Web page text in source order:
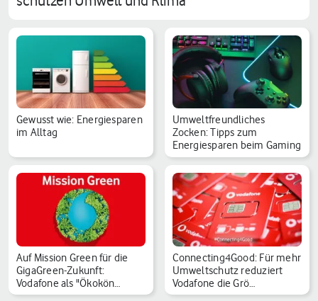
Gewusst wie: Energiesparen
im Alltag
Umweltfreundliches
Zocken: Tipps zum
Energiesparen beim Gaming
Auf Mission Green für die
GigaGreen-Zukunft:
Vodafone als "Ökokön…
Connecting4Good: Für mehr
Umweltschutz reduziert
Vodafone die Grö…